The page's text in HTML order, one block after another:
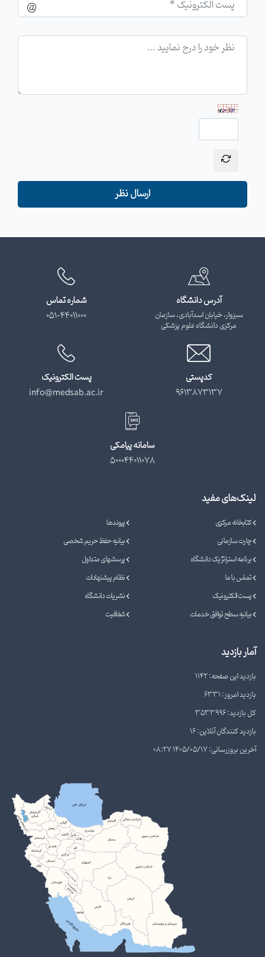
ارسال نظر
آدرس دانشگاه
سبزوار، خیابان اسدآبادی، سازمان
مرکزی دانشگاه علوم پزشکی
شماره تماس
051-44011000
کدپستی
9613873137
پست الکترونیک
info@medsab.ac.ir
سامانه پیامکی
500044011078
لینک‌های مفید
کتابخانه مرکزی
پیوندها
چارت سازمانی
بیانیه حفظ حریم شخصی
برنامه استراتژیک دانشگاه
پرسشهای متداول
تماس با ما
نظام پیشنهادات
پست الکترونیک
نشریات دانشگاه
بیانیه سطح توافق خدمات
شفافیت
آمار بازدید
بازدید این صفحه: 1142
بازدید امروز: 6331
کل بازدید: 3533996
بازدید کنندگان آنلاین: 16
آخرین بروزرسانی: 1405/05/17 08:27